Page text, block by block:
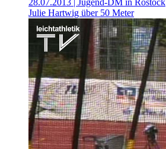
28.07.2013 | Jugend-DM in Rostock
Julie Hartwig über 50 Meter